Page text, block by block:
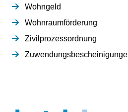
Wohngeld
Wohnraumförderung
Zivilprozessordnung